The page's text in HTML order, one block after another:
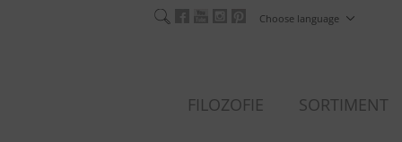
Choose language
FILOZOFIE SORTIMENT